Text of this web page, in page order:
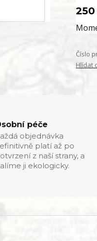
Číslo
Hlídat
péče
objednávka
platí až po
z naší strany, a
ji ekologicky.